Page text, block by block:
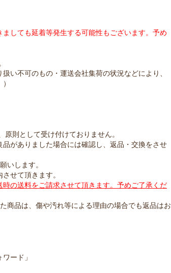
しても延着等発生する可能性もございます。予め
い不可のもの・運送会社集荷の状況などにより、
則として受け付けておりません。
がありました場合には確認し、返品・交換をさせ
いします。
せて頂きます。
の送料をご請求させて頂きます。予めご了承くだ
商品は、傷や汚れ等による理由の場合でも返品はお
ード」